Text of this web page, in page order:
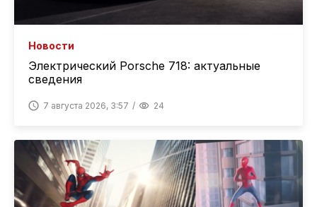
Новости
Электрический Porsche 718: актуальные
сведения
7 августа 2026, 3:57 24